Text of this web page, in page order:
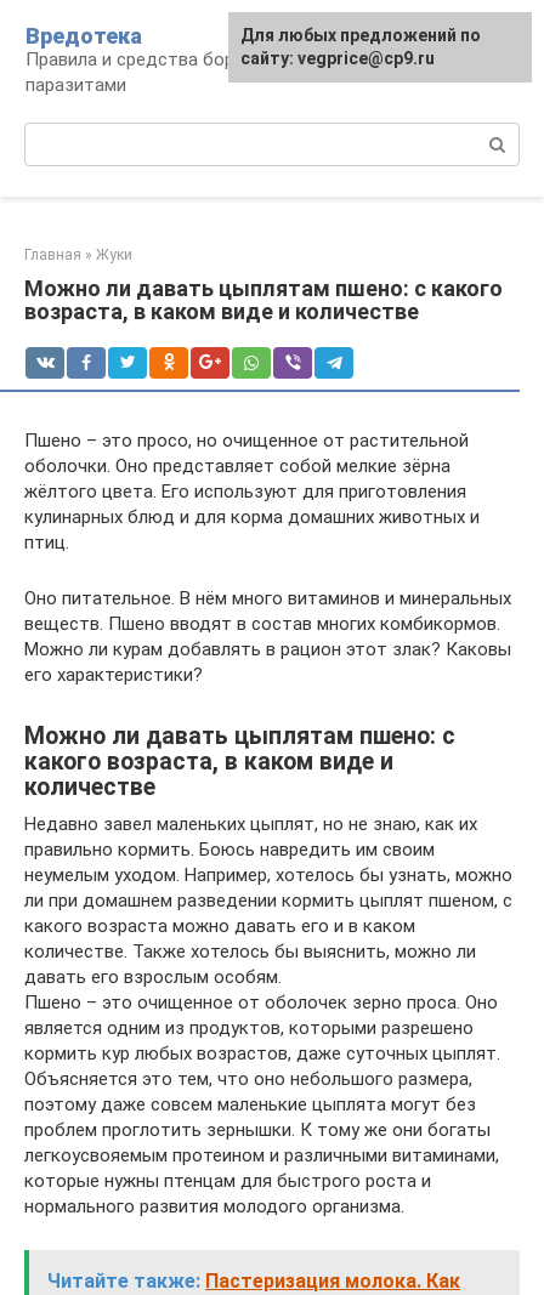
контенту
Вредотека
Правила и средства борьбы с вредителями и
паразитами
Главная » Жуки
Можно ли давать цыплятам пшено: с какого
возраста, в каком виде и количестве
Пшено – это просо, но очищенное от растительной
оболочки. Оно представляет собой мелкие зёрна
жёлтого цвета. Его используют для приготовления
кулинарных блюд и для корма домашних животных и
птиц.
Оно питательное. В нём много витаминов и минеральных
веществ. Пшено вводят в состав многих комбикормов.
Можно ли курам добавлять в рацион этот злак? Каковы
его характеристики?
Можно ли давать цыплятам пшено: с
какого возраста, в каком виде и
количестве
Недавно завел маленьких цыплят, но не знаю, как их
правильно кормить. Боюсь навредить им своим
неумелым уходом. Например, хотелось бы узнать, можно
ли при домашнем разведении кормить цыплят пшеном, с
какого возраста можно давать его и в каком
количестве. Также хотелось бы выяснить, можно ли
давать его взрослым особям.
Пшено – это очищенное от оболочек зерно проса. Оно
является одним из продуктов, которыми разрешено
кормить кур любых возрастов, даже суточных цыплят.
Объясняется это тем, что оно небольшого размера,
поэтому даже совсем маленькие цыплята могут без
проблем проглотить зернышки. К тому же они богаты
легкоусвояемым протеином и различными витаминами,
которые нужны птенцам для быстрого роста и
нормального развития молодого организма.
Читайте также: Пастеризация молока. Как
Для любых предложений по
сайту: vegprice@cp9.ru